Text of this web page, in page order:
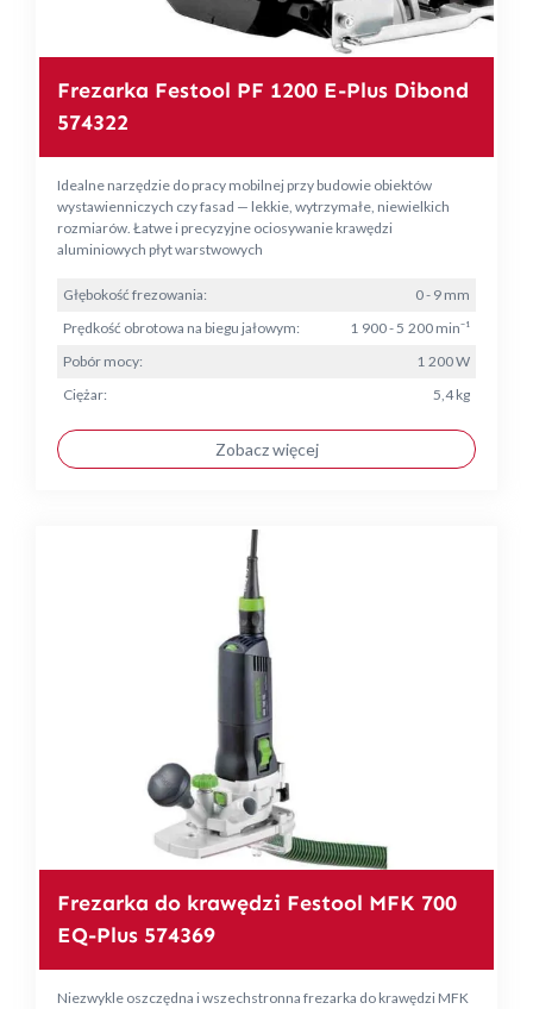
Frezarka Festool PF 1200 E-Plus Dibond
574322
Idealne narzędzie do pracy mobilnej przy budowie obiektów
wystawienniczych czy fasad — lekkie, wytrzymałe, niewielkich
rozmiarów. Łatwe i precyzyjne ociosywanie krawędzi
aluminiowych płyt warstwowych
Głębokość frezowania:
0 - 9 mm
Prędkość obrotowa na biegu jałowym:
1 900 - 5 200 min⁻¹
Pobór mocy:
1 200 W
Ciężar:
5,4 kg
Zobacz więcej
Frezarka do krawędzi Festool MFK 700
EQ-Plus 574369
Niezwykle oszczędna i wszechstronna frezarka do krawędzi MFK